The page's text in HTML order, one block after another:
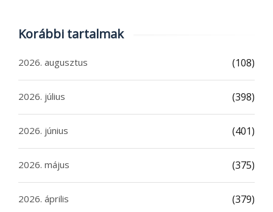
Korábbi tartalmak
2026. augusztus (108)
2026. július (398)
2026. június (401)
2026. május (375)
2026. április (379)